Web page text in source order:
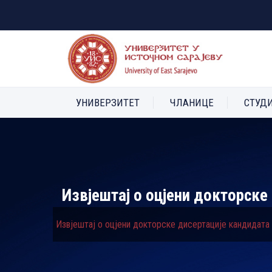
УНИВЕРЗИТЕТ ЧЛАНИЦЕ
Извјештај о оцјени
Извјештај о оцјени докторске дисертације